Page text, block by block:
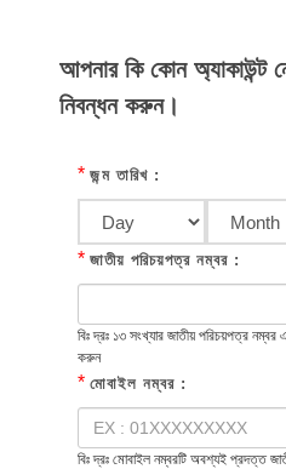
আপনার কি কোন অ্যাকাউন্ট
নিবন্ধন করুন।
* জন্ম তারিখ :
* জাতীয় পরিচয়পত্র নম্বর :
বিঃ দ্রঃ ১৩ সংখ্যার জাতীয় পরিচয়পত্র
করুন
* মোবাইল নম্বর :
বিঃ দ্রঃ মোবাইল নম্বরটি অবশ্যই প্রদত্ত